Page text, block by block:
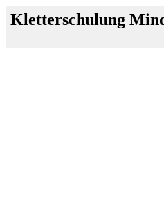
Kletterschulung